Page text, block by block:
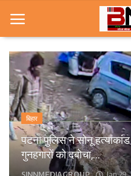
Home
खबरे
खेल
करियर
बिहार
पटना पुलिस ने सोनू
गुनहगारों को दबोचा,...